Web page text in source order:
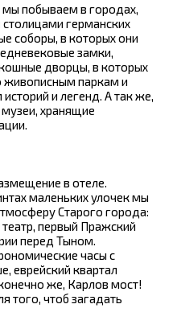
побываем в городах,
германских
соборы, в которых они
замки,
дворцы, в которых
живописным паркам и
и легенд. А так же,
хранящие
в отеле.
маленьких улочек мы
Старого города:
первый Пражский
перед Тыном.
часы с
еврейский квартал
же, Карлов мост!
того, чтоб загадать